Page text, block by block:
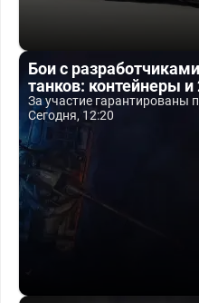
Бои с
танков: контейнеры и
За участие гарантированы
Сегодня, 12:20